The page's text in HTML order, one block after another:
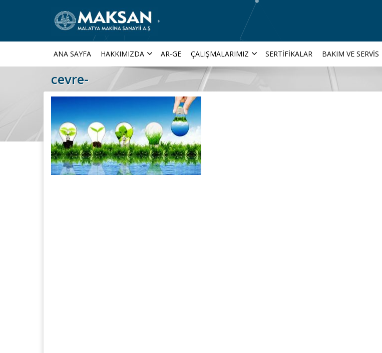
ANA SAYFA HAKKIMIZDA AR-GE ÇALIŞMALARIMIZ SERTIFIKALAR BAKIM VE SERVIS
cevre-